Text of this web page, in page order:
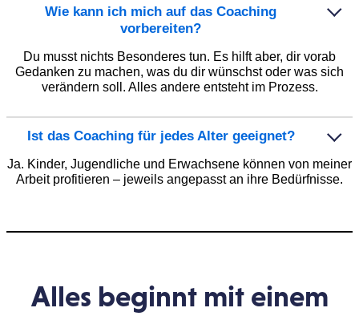
Wie kann ich mich auf das Coaching
vorbereiten?
Du musst nichts Besonderes tun. Es hilft aber, dir vorab
Gedanken zu machen, was du dir wünschst oder was sich
verändern soll. Alles andere entsteht im Prozess.
Ist das Coaching für jedes Alter geeignet?
Ja. Kinder, Jugendliche und Erwachsene können von meiner
Arbeit profitieren – jeweils angepasst an ihre Bedürfnisse.
Alles beginnt mit einem